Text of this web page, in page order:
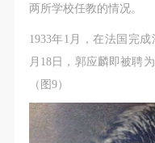
两所学校任教的情况。
1933年1月，在法国完
月18日，郭应麟即被聘
（图9）